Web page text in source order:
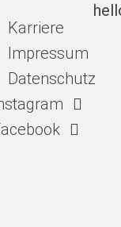
Karriere
Impressum
Datenschutz